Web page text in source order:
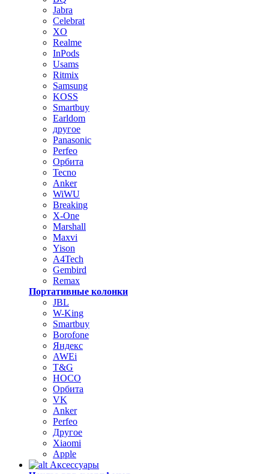
Jabra
Celebrat
XO
Realme
InPods
Usams
Ritmix
Samsung
KOSS
Smartbuy
Earldom
другое
Panasonic
Perfeo
Орбита
Tecno
Anker
WiWU
Breaking
X-One
Marshall
Maxvi
Yison
A4Tech
Gembird
Remax
Портативные колонки
JBL
W-King
Smartbuy
Borofone
Яндекс
AWEi
T&G
HOCO
Орбита
VK
Anker
Perfeo
Другое
Xiaomi
Apple
Аксессуары